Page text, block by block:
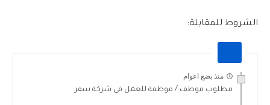
الشروط للمقابلة:
منذ بضع اعوام
مطلوب موظف / موظفة للعمل في شركة سفر